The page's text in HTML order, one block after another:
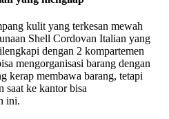
kulit yang terkesan mewah
Shell Cordovan Italian yang
dengan 2 kompartemen
mengorganisasi barang dengan
kerap membawa barang, tetapi
saat ke kantor bisa
ini.